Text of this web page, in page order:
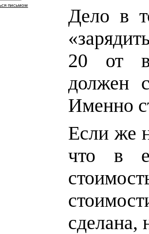
письмом
Дело в
20 от
должен
Именно
Если же
что в
сделана,